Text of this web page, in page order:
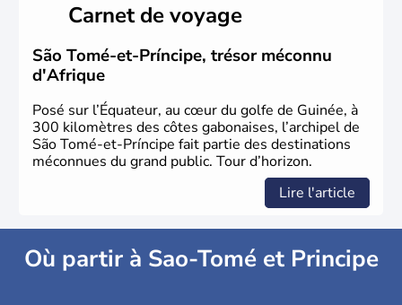
Carnet de voyage
São Tomé-et-Príncipe, trésor méconnu
d'Afrique
Posé sur l’Équateur, au cœur du golfe de Guinée, à
300 kilomètres des côtes gabonaises, l’archipel de
São Tomé-et-Príncipe fait partie des destinations
méconnues du grand public. Tour d’horizon.
Lire l'article
Où partir à Sao-Tomé et Principe